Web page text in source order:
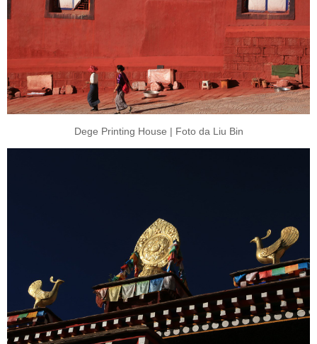
Dege Printing House | Foto da Liu Bin